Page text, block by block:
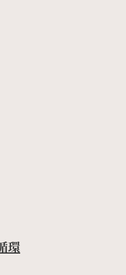
環